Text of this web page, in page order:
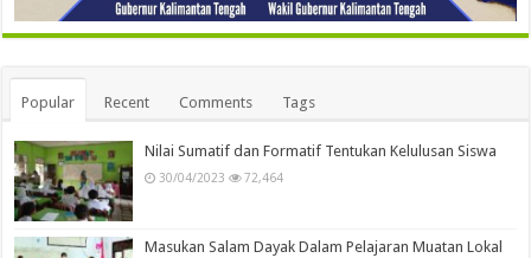
Popular Recent Comments Tags
Nilai Sumatif dan Formatif Tentukan Kelulusan Siswa
30/04/2023 72,464
Masukan Salam Dayak Dalam Pelajaran Muatan Lokal